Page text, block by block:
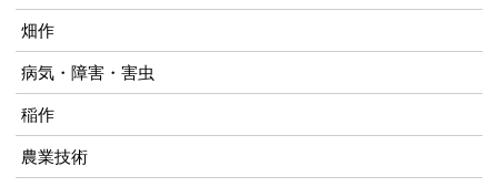
畑作
病気・障害・害虫
稲作
農業技術